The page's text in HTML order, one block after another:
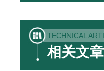
TECHNICAL
相关文章